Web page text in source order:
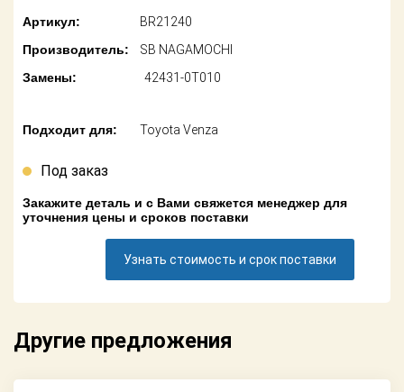
Оплата
Возврат
Акции
Как оформить
Контакты
Артикул:
BR21240
Производитель:
SB NAGAMOCHI
Замены:
42431-0T010
Подходит для: Toyota Venza
Под заказ
Закажите деталь и с Вами свяжется менеджер для
уточнения цены и сроков поставки
Узнать стоимость и срок поставки
Другие предложения